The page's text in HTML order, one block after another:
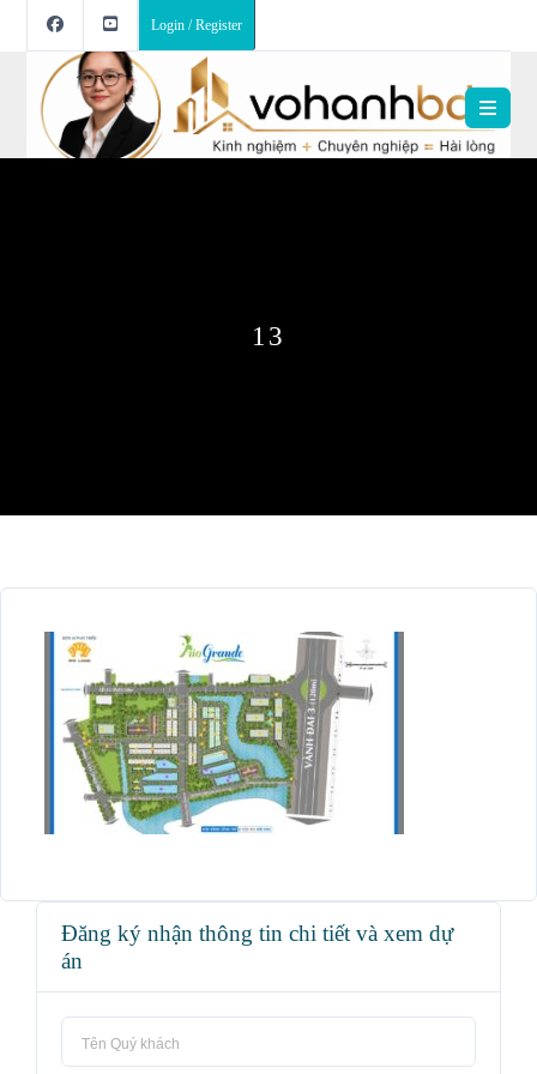
Login / Register
13
Đăng ký nhận thông tin chi tiết và xem dự
án